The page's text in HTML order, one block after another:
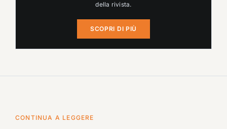
della rivista.
SCOPRI DI PIÙ
CONTINUA A LEGGERE